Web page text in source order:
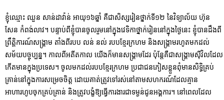
ខ្ញុំឈ្មោះ ឈួន សាន់ដាវ៉ាន់ អាយុ១៦ឆ្នាំ គឺជាសិស្សរៀនថ្នាក់ទី១២ នៃវិទ្យាល័យ ហ៊ុន
សែន កំពង់លាវ។ បន្ទាប់ពីខ្ញុំបានចូលរួមនៅក្នុងវេទិកាថ្នាក់រៀននៅក្នុងថ្ងៃនេះ ខ្ញុំបានដឹងពី
ព្រឹត្តិការណ៍សង្គ្រាម តាំងពីរបប លន់ នល់ របបខ្មែរក្រហម និងសង្គ្រាមរហូតមកដល់
សម័យបច្ចុប្បន្ន។ កាលពីអតីតកាល យើងក៏មានសង្គ្រាមដែរ ប៉ុន្តែគឺជាសង្គ្រាមស៊ីវិលដែល
កើតមានក្នុងប្រទេស។ ចូលមកដល់របបខ្មែរក្រហម ប្រជាជនភៀសខ្លួនពុំមានសិទ្ធិគ្រប់
គ្រាន់នៅក្នុងការសម្រេចចិត្ត ដោយគាត់ត្រូវទៅរស់នៅតាមសហករណ៍ដែលគ្មាន
អាហារហូបចុកគ្រប់គ្រាន់ និងត្រូវបង្ខំឱ្យធ្វើការងារជាទម្ងន់ជូនអង្គការ។ នៅពេលដែល